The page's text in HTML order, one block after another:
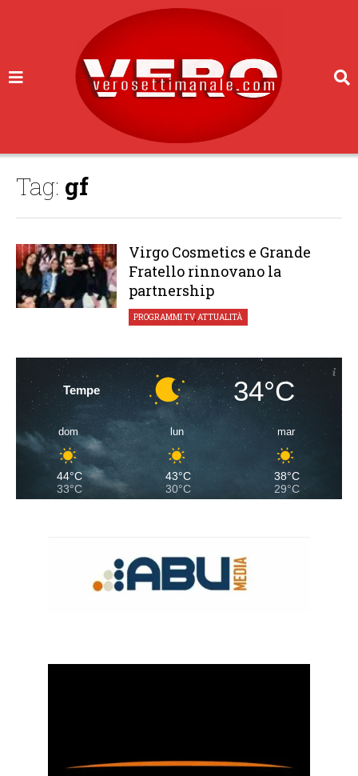
Tag: gf
Virgo Cosmetics e Grande
Fratello rinnovano la
partnership
PROGRAMMI TV,ATTUALITÀ
Tempe 34°C
dom
44°C
33°C
lun
43°C
30°C
mar
38°C
29°C